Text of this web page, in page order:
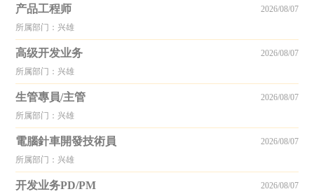
产品工程师
所属部门：兴雄
2026/08/07
高级开发业务
所属部门：兴雄
2026/08/07
生管專員/主管
所属部门：兴雄
2026/08/07
電腦針車開發技術員
所属部门：兴雄
2026/08/07
开发业务PD/PM 2026/08/07